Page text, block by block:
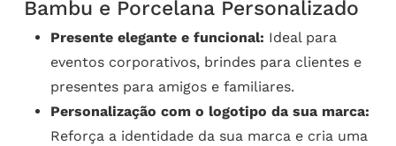
Bambu e Porcelana Personalizado
Presente elegante e funcional: Ideal para
eventos corporativos, brindes para clientes e
presentes para amigos e familiares.
Personalização com o logotipo da sua marca:
Reforça a identidade da sua marca e cria uma